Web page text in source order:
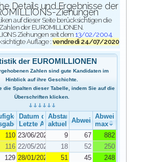
Details und Ergebnisse der
Ziehungen
auf dieser Seite berücksichtigen die
Zahlen der EUROMILLIONEN.
Ziehungen seit dem 13/02/2004.
Auflage :vendredi 24/07/2020
der EUROMILLIONEN
Zahlen sind gute Kandidaten im
Hinblick auf ihre Geschichte.
die Spalten dieser Tabelle, indem Sie auf die
Überschriften klicken.
der Ausgabe
Datum der Ausgabe
Letzte Ausgabe
Abstand
aktuelleAbweichung
Abweichung
max
110 23/06/2020 9 67
882
116 22/05/2020 18 52
250
129 28/01/2020 51 45
248